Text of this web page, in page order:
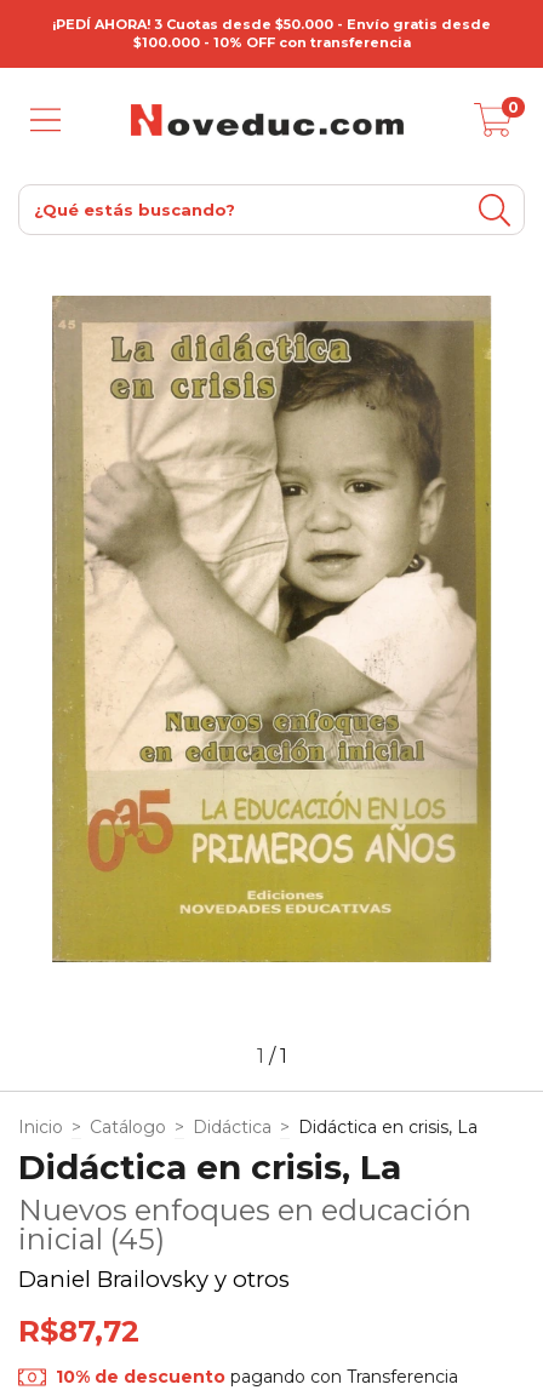
¡PEDÍ AHORA! 3 Cuotas desde $50.000 - Envío gratis desde
$100.000 - 10% OFF con transferencia
0
1 /1
Inicio > Catálogo > Didáctica > Didáctica en crisis, La
Didáctica en crisis, La
Nuevos enfoques en educación
inicial (45)
Daniel Brailovsky y otros
R$87,72
10% de descuento pagando con Transferencia